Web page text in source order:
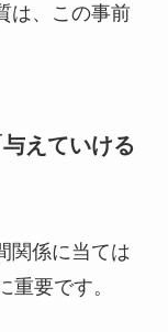
は、この事前
えていける
関係に当ては
重要です。